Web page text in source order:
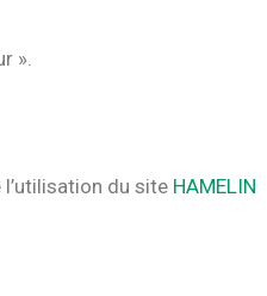
».
du site HAMELIN